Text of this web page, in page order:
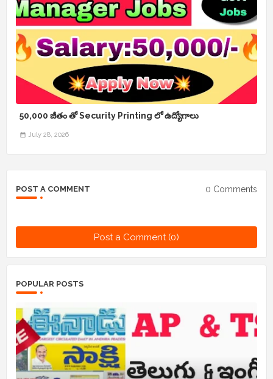
50,000 జీతం తో Security Printing లో ఉద్యోగాలు
July 28, 2026
POST A COMMENT 0 Comments
Post a Comment (0)
POPULAR POSTS